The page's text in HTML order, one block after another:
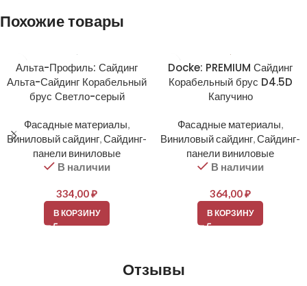
Похожие товары
Альта-Профиль: Сайдинг
Альта-Сайдинг Корабельный
брус Светло-серый
Фасадные материалы,
Виниловый сайдинг,Сайдинг-
панели виниловые
В наличии
334,00₽
В КОРЗИНУ
Docke: PREMIUM Сайдинг
Корабельный брус D4.5D
Капучино
Фасадные материалы,
Виниловый сайдинг,Сайдинг-
панели виниловые
В наличии
364,00₽
В КОРЗИНУ
Отзывы